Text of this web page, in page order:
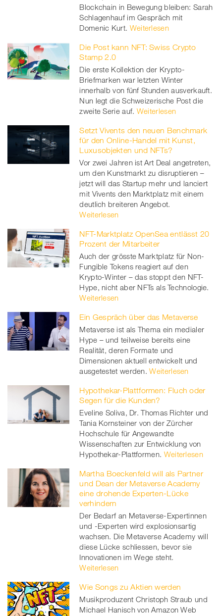
Blockchain in Bewegung bleiben: Sarah
Schlagenhauf im Gespräch mit
Domenic Kurt. Weiterlesen
Die Post kann NFT: Swiss Crypto
Stamp 2.0
Die erste Kollektion der Krypto-
Briefmarken war letzten Winter
innerhalb von fünf Stunden ausverkauft.
Nun legt die Schweizerische Post die
zweite Serie auf. Weiterlesen
Setzt Vivents den neuen Benchmark
für den Online-Handel mit Kunst,
Luxusobjekten und NFTs?
Vor zwei Jahren ist Art Deal angetreten,
um den Kunstmarkt zu disruptieren –
jetzt will das Startup mehr und lanciert
mit Vivents den Marktplatz mit einem
deutlich breiteren Angebot.
Weiterlesen
NFT-Marktplatz OpenSea entlässt 20
Prozent der Mitarbeiter
Auch der grösste Marktplatz für Non-
Fungible Tokens reagiert auf den
Krypto-Winter – das stoppt den NFT-
Hype, nicht aber NFTs als Technologie.
Weiterlesen
Ein Gespräch über das Metaverse
Metaverse ist als Thema ein medialer
Hype – und teilweise bereits eine
Realität, deren Formate und
Dimensionen aktuell entwickelt und
ausgetestet werden. Weiterlesen
Hypothekar-Plattformen: Fluch oder
Segen für die Kunden?
Eveline Soliva, Dr. Thomas Richter und
Tania Kornsteiner von der Zürcher
Hochschule für Angewandte
Wissenschaften zur Entwicklung von
Hypothekar-Plattformen. Weiterlesen
Martha Boeckenfeld will als Partner
und Dean der Metaverse Academy
eine drohende Experten-Lücke
verhindern
Der Bedarf an Metaverse-Expertinnen
und -Experten wird explosionsartig
wachsen. Die Metaverse Academy will
diese Lücke schliessen, bevor sie
Innovationen im Wege steht.
Weiterlesen
Wie Songs zu Aktien werden
Musikproduzent Christoph Straub und
Michael Hanisch von Amazon Web